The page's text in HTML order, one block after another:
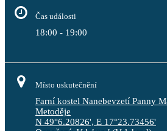
Čas události
18:00 - 19:00
Místo uskutečnění
Farní kostel Nanebevzetí Panny
Metoděje
N 49°6.20826', E 17°23.73456'